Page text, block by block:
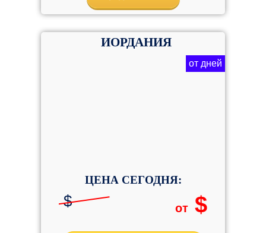
ИОРДАНИЯ
от дней
ЦЕНА СЕГОДНЯ:
$ от $